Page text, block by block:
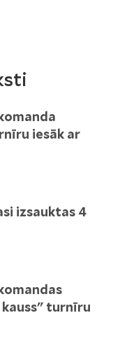
iesāk ar
izsauktas 4
kauss" turnīru